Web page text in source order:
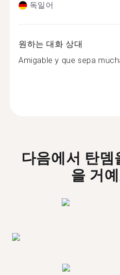
독일어
원하는 대화 상대
Amigable y que sepa
다음에서 탄뎀
을 거